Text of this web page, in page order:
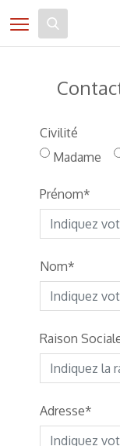
Toggle
Civilité
Madame
Prénom
Nom
Raison
Adresse
Panneau de gestion